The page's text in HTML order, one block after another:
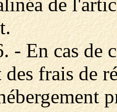
de
- En cas de
frais de